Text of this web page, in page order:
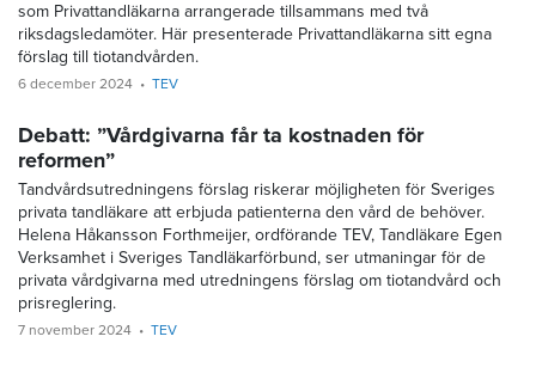
som Privattandläkarna arrangerade tillsammans med två
riksdagsledamöter. Här presenterade Privattandläkarna sitt egna
förslag till tiotandvården.
6 december 2024 TEV
Debatt: ”Vårdgivarna får ta kostnaden för
reformen”
Tandvårdsutredningens förslag riskerar möjligheten för Sveriges
privata tandläkare att erbjuda patienterna den vård de behöver.
Helena Håkansson Forthmeijer, ordförande TEV, Tandläkare Egen
Verksamhet i Sveriges Tandläkarförbund, ser utmaningar för de
privata vårdgivarna med utredningens förslag om tiotandvård och
prisreglering.
7 november 2024 TEV